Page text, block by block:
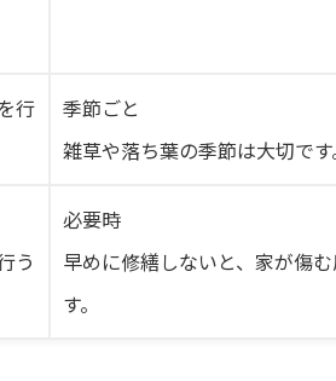
行
季節ごと
雑草や落ち葉の季節は大切です
う
必要時
早めに修繕しないと、家が傷
す。